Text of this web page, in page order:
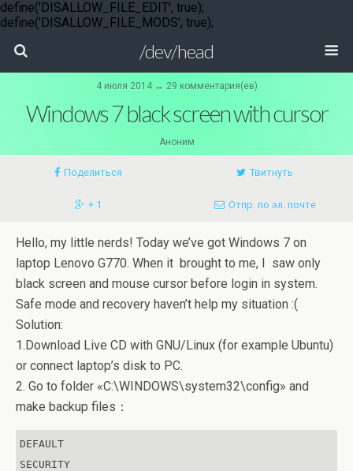
define('DISALLOW_FILE_EDIT', true);
define('DISALLOW_FILE_MODS', true);
/dev/head
4 июля 2014 ↔ 29 комментария(ев)
Windows 7 black screen with cursor
Аноним
Поделиться Твитнуть
+ 1 Отпр. по эл. почте
Hello, my little nerds! Today we’ve got Windows 7 on
laptop Lenovo G770. When it brought to me, I saw only
black screen and mouse cursor before login in system.
Safe mode and recovery haven’t help my situation :(
Solution:
1.Download Live CD with GNU/Linux (for example Ubuntu)
or connect laptop’s disk to PC.
2. Go to folder «C:\WINDOWS\system32\config» and
make backup files：
DEFAULT
SECURITY